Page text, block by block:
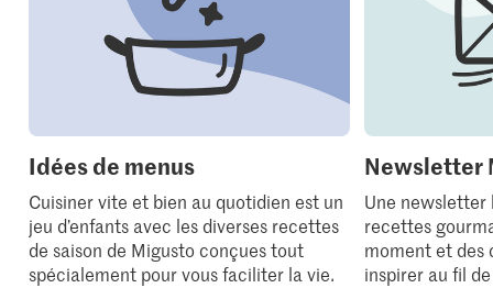
Idées de menus
Cuisiner vite et bien au quotidien est un
jeu d’enfants avec les diverses recettes
de saison de Migusto conçues tout
spécialement pour vous faciliter la vie.
Newsletter
Une newsletter
recettes
moment et des
inspirer au fil